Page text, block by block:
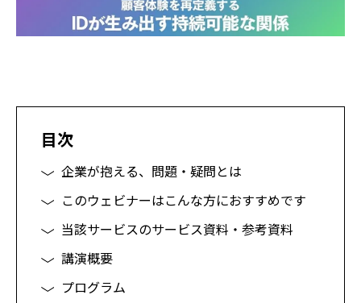
目次
企業が抱える、問題・疑問とは
このウェビナーはこんな方におすすめです
当該サービスのサービス資料・参考資料
講演概要
プログラム